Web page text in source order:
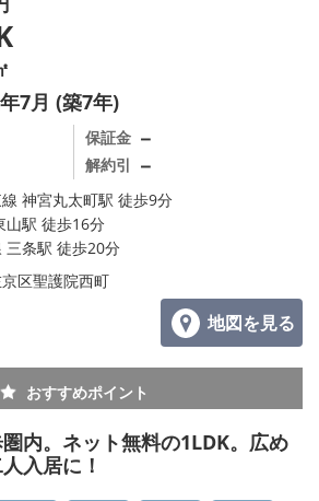
7月 (築7年)
保証金 －
解約引 －
神宮丸太町駅 徒歩9分
山駅 徒歩16分
三条駅 徒歩20分
区聖護院西町
地図を見る
おすすめポイント
内。ネット無料の1LDK。広め
入居に！